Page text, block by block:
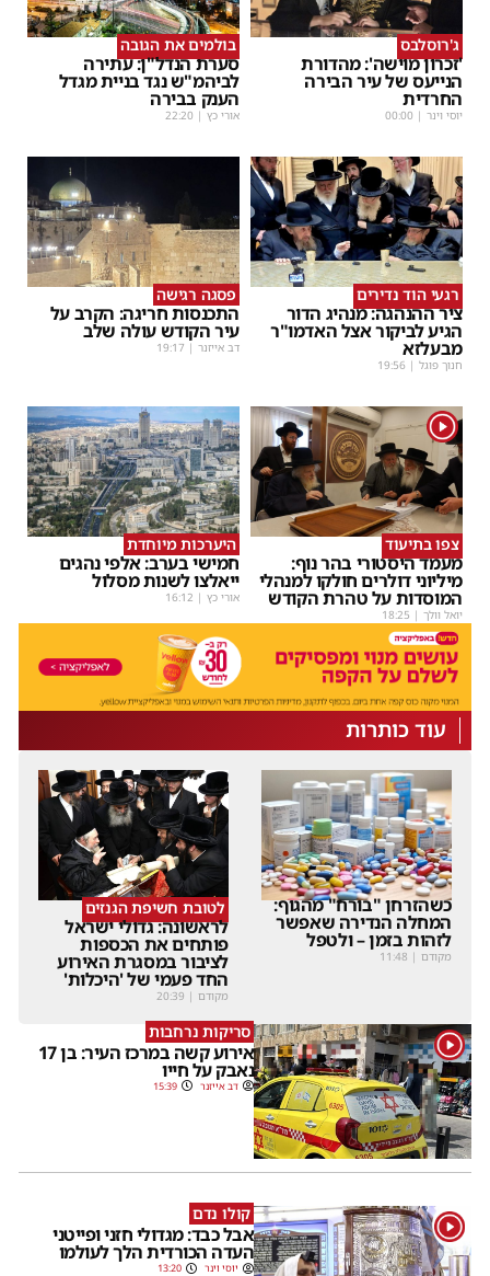
ג'רוסלבס
'זכרון מוישה': מהדורת
הנייעס של עיר הבירה
החרדית
יוסי וינר |
00:00
בולמים את הגובה
סערת הנדל"ן: עתירה
לביהמ"ש נגד בניית מגדל
הענק בבירה
אורי כץ |
22:20
רגעי הוד נדירים
ציר ההנהגה: מנהיג הדור
הגיע לביקור אצל האדמו"ר
מבעלזא
חנוך פוגל |
19:56
פסגה רגישה
התכנסות חריגה: הקרב על
עיר הקודש עולה שלב
דב אייזנר |
19:17
1
צפו בתיעוד
מעמד היסטורי בהר נוף:
מיליוני דולרים חולקו למנהלי
המוסדות על טהרת הקודש
יואל וולך |
18:25
היערכות מיוחדת
חמישי בערב: אלפי נהגים
ייאלצו לשנות מסלול
אורי כץ |
16:12
עוד כותרות
כשהזרחן "בורח" מהגוף:
המחלה הנדירה שאפשר
לזהות בזמן – ולטפל
מקודם |
11:48
לטובת חשיפת הגנזים
לראשונה: גדולי ישראל
פותחים את הכספות
לציבור במסגרת האירוע
החד פעמי של 'היכלות'
מקודם |
20:39
1 סריקות נרחבות
אירוע קשה במרכז העיר: בן 17
נאבק על חייו
דב אייזנר 15:39
1 קולו נדם
אבל כבד: מגדולי חזני ופייטני
העדה הכורדית הלך לעולמו
יוסי וינר 13:20